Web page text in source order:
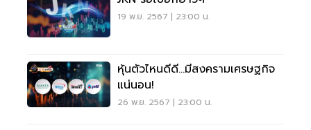
19 พ.ย. 2567 | 23:00 น.
หุ้นตัวไหนดีดี...มีสงครามเศรษฐกิจ
แน่นอน!
26 พ.ย. 2567 | 23:00 น.